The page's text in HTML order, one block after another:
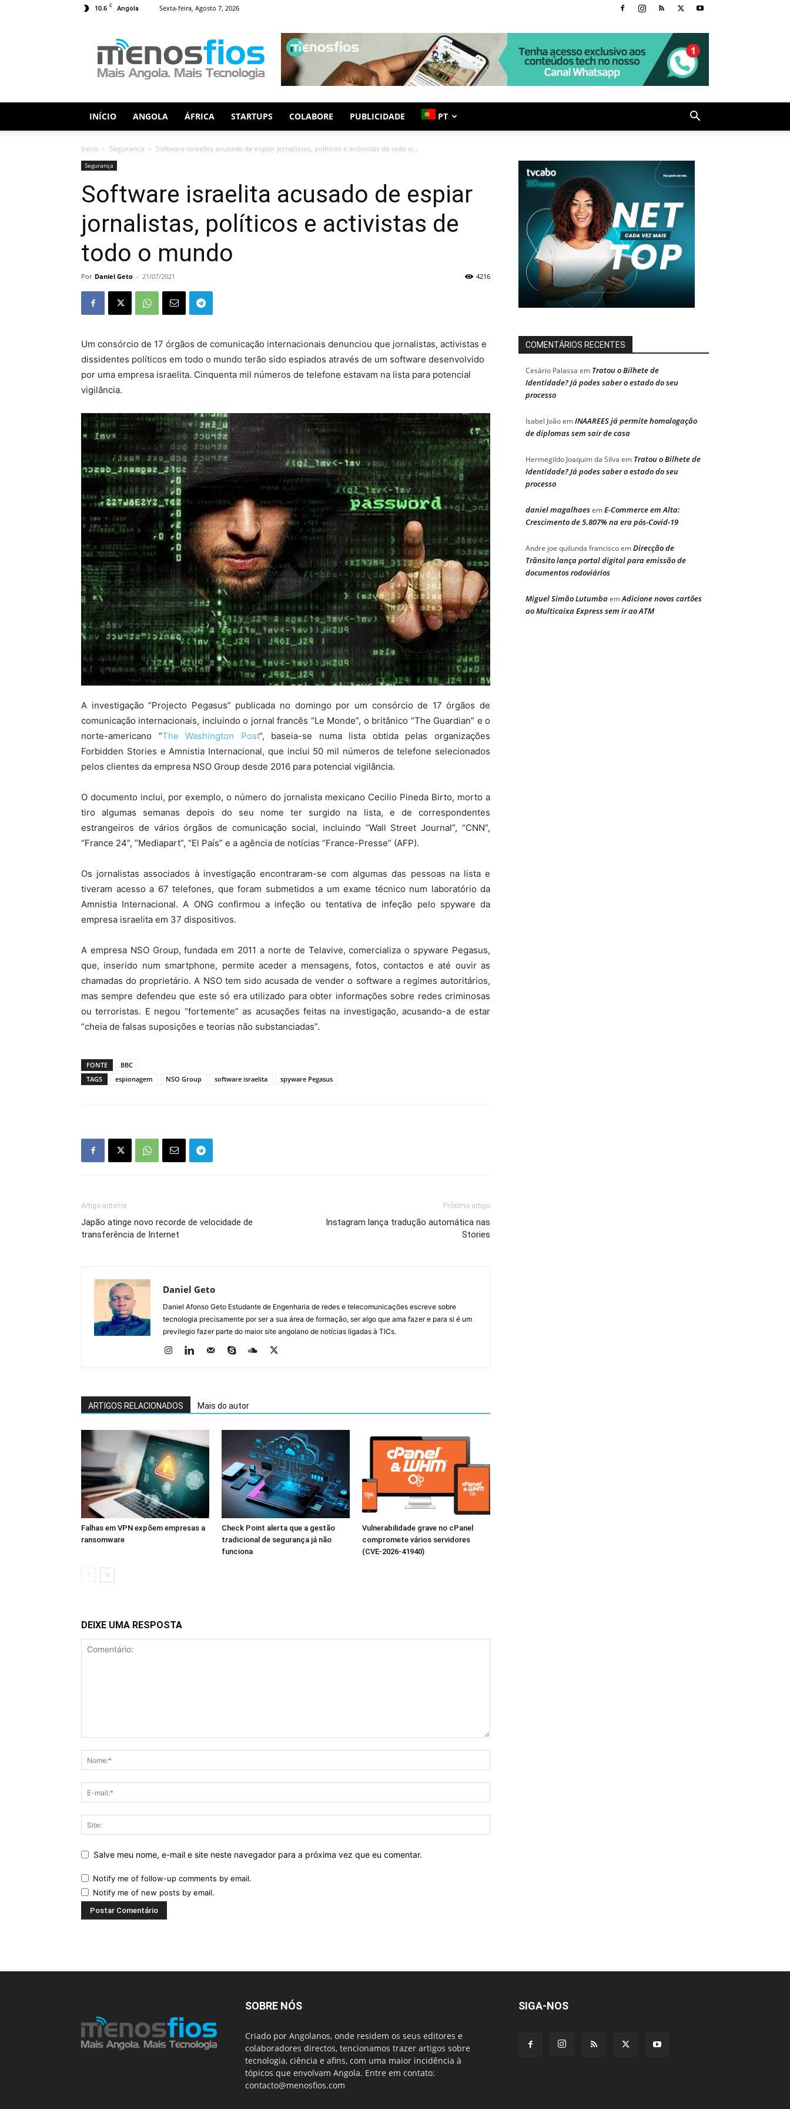
10.6 C Angola Sexta-feira, Agosto 7, 2026
Fios
INÍCIO ANGOLA ÁFRICA STARTUPS COLABORE PUBLICIDADE PT
Início Segurança Software israelita acusado de espiar jornalistas, políticos e activistas de todo o...
Segurança
Software israelita acusado de espiar
jornalistas, políticos e activistas de
todo o mundo
Por Daniel Geto - 21/07/2021 4216
Um consórcio de 17 órgãos de comunicação internacionais denunciou que jornalistas, activistas e
dissidentes políticos em todo o mundo terão sido espiados através de um software desenvolvido
por uma empresa israelita. Cinquenta mil números de telefone estavam na lista para potencial
vigilância.
A investigação “Projecto Pegasus” publicada no domingo por um consórcio de 17 órgãos de
comunicação internacionais, incluindo o jornal francês “Le Monde”, o britânico “The Guardian” e o
norte-americano “The Washington Post“, baseia-se numa lista obtida pelas organizações
Forbidden Stories e Amnistia Internacional, que inclui 50 mil números de telefone selecionados
pelos clientes da empresa NSO Group desde 2016 para potencial vigilância.
O documento inclui, por exemplo, o número do jornalista mexicano Cecilio Pineda Birto, morto a
tiro algumas semanas depois do seu nome ter surgido na lista, e de correspondentes
estrangeiros de vários órgãos de comunicação social, incluindo “Wall Street Journal”, “CNN”,
“France 24”, “Mediapart”, “El País” e a agência de notícias “France-Presse” (AFP).
Os jornalistas associados à investigação encontraram-se com algumas das pessoas na lista e
tiveram acesso a 67 telefones, que foram submetidos a um exame técnico num laboratório da
Amnistia Internacional. A ONG confirmou a infeção ou tentativa de infeção pelo spyware da
empresa israelita em 37 dispositivos.
A empresa NSO Group, fundada em 2011 a norte de Telavive, comercializa o spyware Pegasus,
que, inserido num smartphone, permite aceder a mensagens, fotos, contactos e até ouvir as
chamadas do proprietário. A NSO tem sido acusada de vender o software a regimes autoritários,
mas sempre defendeu que este só era utilizado para obter informações sobre redes criminosas
ou terroristas. E negou “fortemente” as acusações feitas na investigação, acusando-a de estar
“cheia de falsas suposições e teorias não substanciadas”.
FONTE
BBC
TAGS
espionagem NSO Group software israelita spyware Pegasus
Artigo anterior
Japão atinge novo recorde de velocidade de
transferência de Internet
Próximo artigo
Instagram lança tradução automática nas
Stories
Daniel Geto
Daniel Afonso Geto Estudante de Engenharia de redes e telecomunicações escreve sobre
tecnologia precisamente por ser a sua área de formação, ser algo que ama fazer e para si é um
previlegio fazer parte do maior site angolano de notícias ligadas à TICs.
ARTIGOS RELACIONADOS Mais do autor
Falhas em VPN expõem empresas a
ransomware
Check Point alerta que a gestão
tradicional de segurança já não
funciona
Vulnerabilidade grave no cPanel
compromete vários servidores
(CVE-2026-41940)
DEIXE UMA RESPOSTA
Salve meu nome, e-mail e site neste navegador para a próxima vez que eu comentar.
Notify me of follow-up comments by email.
Notify me of new posts by email.
COMENTÁRIOS RECENTES
Cesário Palassa em Tratou o Bilhete de
Identidade? Já podes saber o estado do seu
processo
Isabel JoãoemINAAREES já permite homologação
de diplomas sem sair de casa
Hermegildo Joaquim da Silva em Tratou o Bilhete de
Identidade? Já podes saber o estado do seu
processo
daniel magalhaesemE-Commerce em Alta:
Crescimento de 5.807% na era pós-Covid-19
Andre joe quilunda franciscoemDirecção de
Trânsito lança portal digital para emissão de
documentos rodoviários
Miguel Simão LutumbaemAdicione novos cartões
ao Multicaixa Express sem ir ao ATM
SOBRE NÓS
Criado por Angolanos, onde residem os seus editores e
colaboradores directos, tencionamos trazer artigos sobre
tecnologia, ciência e afins, com uma maior incidência à
tópicos que envolvam Angola. Entre em contato:
contacto@menosfios.com
SIGA-NOS